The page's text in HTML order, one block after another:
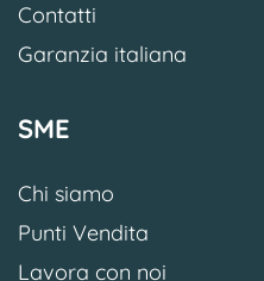
Contatti
Garanzia italiana
SME
Chi siamo
Punti Vendita
Lavora con noi